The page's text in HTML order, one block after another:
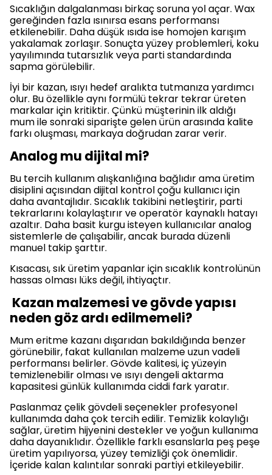
Sıcaklığın dalgalanması birkaç soruna yol açar. Wax
gereğinden fazla ısınırsa esans performansı
etkilenebilir. Daha düşük ısıda ise homojen karışım
yakalamak zorlaşır. Sonuçta yüzey problemleri, koku
yayılımında tutarsızlık veya parti standardında
sapma görülebilir.
İyi bir kazan, ısıyı hedef aralıkta tutmanıza yardımcı
olur. Bu özellikle aynı formülü tekrar tekrar üreten
markalar için kritiktir. Çünkü müşterinin ilk aldığı
mum ile sonraki siparişte gelen ürün arasında kalite
farkı oluşması, markaya doğrudan zarar verir.
Analog mu dijital mi?
Bu tercih kullanım alışkanlığına bağlıdır ama üretim
disiplini açısından dijital kontrol çoğu kullanıcı için
daha avantajlıdır. Sıcaklık takibini netleştirir, parti
tekrarlarını kolaylaştırır ve operatör kaynaklı hatayı
azaltır. Daha basit kurgu isteyen kullanıcılar analog
sistemlerle de çalışabilir, ancak burada düzenli
manuel takip şarttır.
Kısacası, sık üretim yapanlar için sıcaklık kontrolünün
hassas olması lüks değil, ihtiyaçtır.
Kazan malzemesi ve gövde yapısı
neden göz ardı edilmemeli?
Mum eritme kazanı dışarıdan bakıldığında benzer
görünebilir, fakat kullanılan malzeme uzun vadeli
performansı belirler. Gövde kalitesi, iç yüzeyin
temizlenebilir olması ve ısıyı dengeli aktarma
kapasitesi günlük kullanımda ciddi fark yaratır.
Paslanmaz çelik gövdeli seçenekler profesyonel
kullanımda daha çok tercih edilir. Temizlik kolaylığı
sağlar, üretim hijyenini destekler ve yoğun kullanıma
daha dayanıklıdır. Özellikle farklı esanslarla peş peşe
üretim yapılıyorsa, yüzey temizliği çok önemlidir.
İçeride kalan kalıntılar sonraki partiyi etkileyebilir.